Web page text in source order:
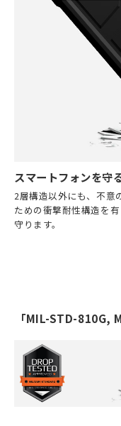
スマートフォンを守
2層構造以外にも、不意
ための衝撃耐性構造を
守ります。
「MIL-STD-